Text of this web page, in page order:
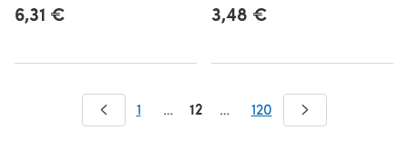
6,31 € 3,48 €
1 … 12 … 120